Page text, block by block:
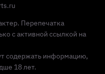
Перепечатка
с активной ссылкой на
содержать информацию,
18 лет.